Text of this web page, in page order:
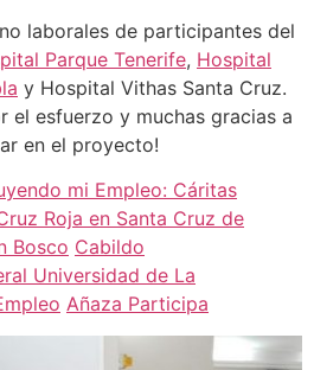
laborales de participantes del
Parque Tenerife, Hospital
y Hospital Vithas Santa Cruz.
el esfuerzo y muchas gracias a
en el proyecto!
mi Empleo: Cáritas
Roja en Santa Cruz de
Bosco Cabildo
Universidad de La
Añaza Participa